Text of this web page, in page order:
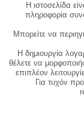
Η ιστοσελίδα
πληροφορία
Μπορείτε να
Η δημιουργία
θέλετε να
επιπλέον
Για τυχόν